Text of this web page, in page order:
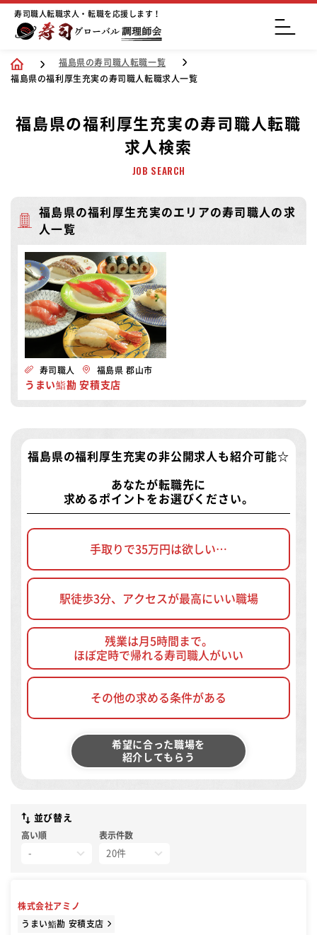
寿司職人転職求人・転職を応援します！
福島県の寿司職人転職一覧
福島県の福利厚生充実の寿司職人転職求人一覧
福島県の福利厚生充実の寿司職人転職
求人検索
JOB SEARCH
福島県の福利厚生充実のエリアの寿司職人の求
人一覧
寿司職人 福島県 郡山市
うまい鮨勘 安積支店
福島県の福利厚生充実の非公開求人 も紹介可能☆
あなたが転職先に
求めるポイントをお選びください。
手取りで35万円は欲しい…
駅徒歩3分、アクセスが最高にいい職場
残業は月5時間まで。
ほぼ定時で帰れる寿司職人がいい
その他の求める条件がある
希望に合った職場を
紹介してもらう
並び替え
高い順 表示件数
株式会社アミノ
うまい鮨勘 安積支店